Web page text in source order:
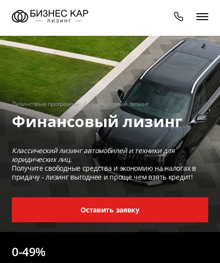
Лизинговые программы Финансовый лизинг
Финансовый лизинг
Классический лизинг автомобилей и техники для
юридических лиц.
Получите свободные средства и экономию на налогах в
придачу - лизинг выгоднее и проще чем взять кредит!
Оставить заявку
0-49%